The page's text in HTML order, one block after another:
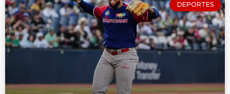
DEPORTES